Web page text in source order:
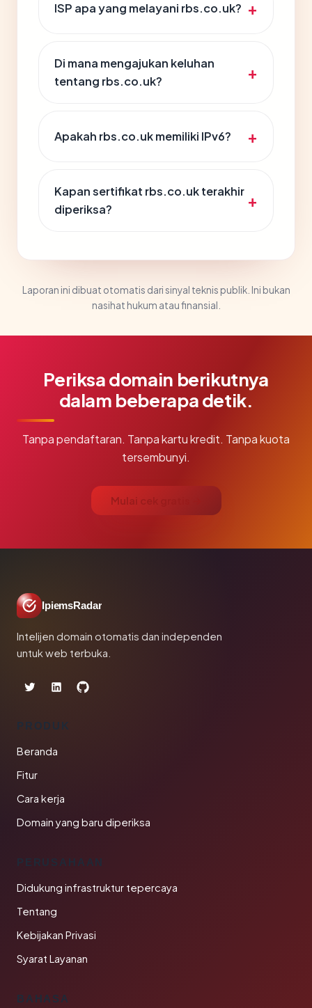
ISP apa yang melayani rbs.co.uk?
Di mana mengajukan keluhan
tentang rbs.co.uk?
Apakah rbs.co.uk memiliki IPv6?
Kapan sertifikat rbs.co.uk terakhir
diperiksa?
Laporan ini dibuat otomatis dari sinyal teknis publik. Ini bukan
nasihat hukum atau finansial.
Periksa domain berikutnya
dalam beberapa detik.
Tanpa pendaftaran. Tanpa kartu kredit. Tanpa kuota
tersembunyi.
Mulai cek gratis →
IpiemsRadar
Intelijen domain otomatis dan independen
untuk web terbuka.
PRODUK
Beranda
Fitur
Cara kerja
Domain yang baru diperiksa
PERUSAHAAN
Didukung infrastruktur tepercaya
Tentang
Kebijakan Privasi
Syarat Layanan
BAHASA